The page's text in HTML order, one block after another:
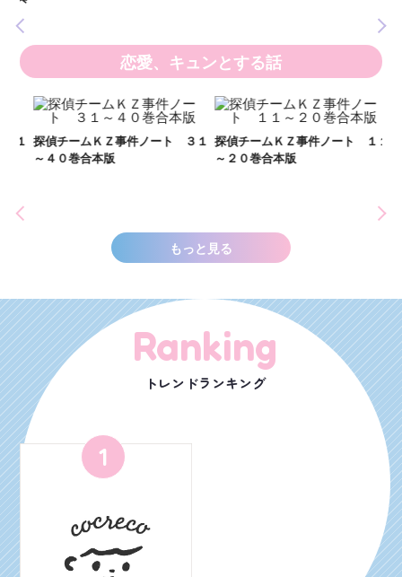
恋愛、キュンとする話
探偵チームＫＺ事件ノート ３１
～４０巻合本版
探偵チームＫＺ事件ノート １１
～２０巻合本版
もっと見る
Ranking
トレンドランキング
1